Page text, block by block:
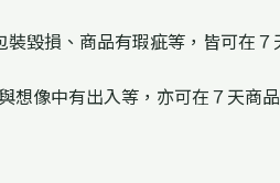
毀損、商品有瑕疵等，皆可在
像中有出入等，亦可在７天商